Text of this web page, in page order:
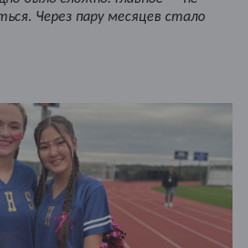
Через пару месяцев стало